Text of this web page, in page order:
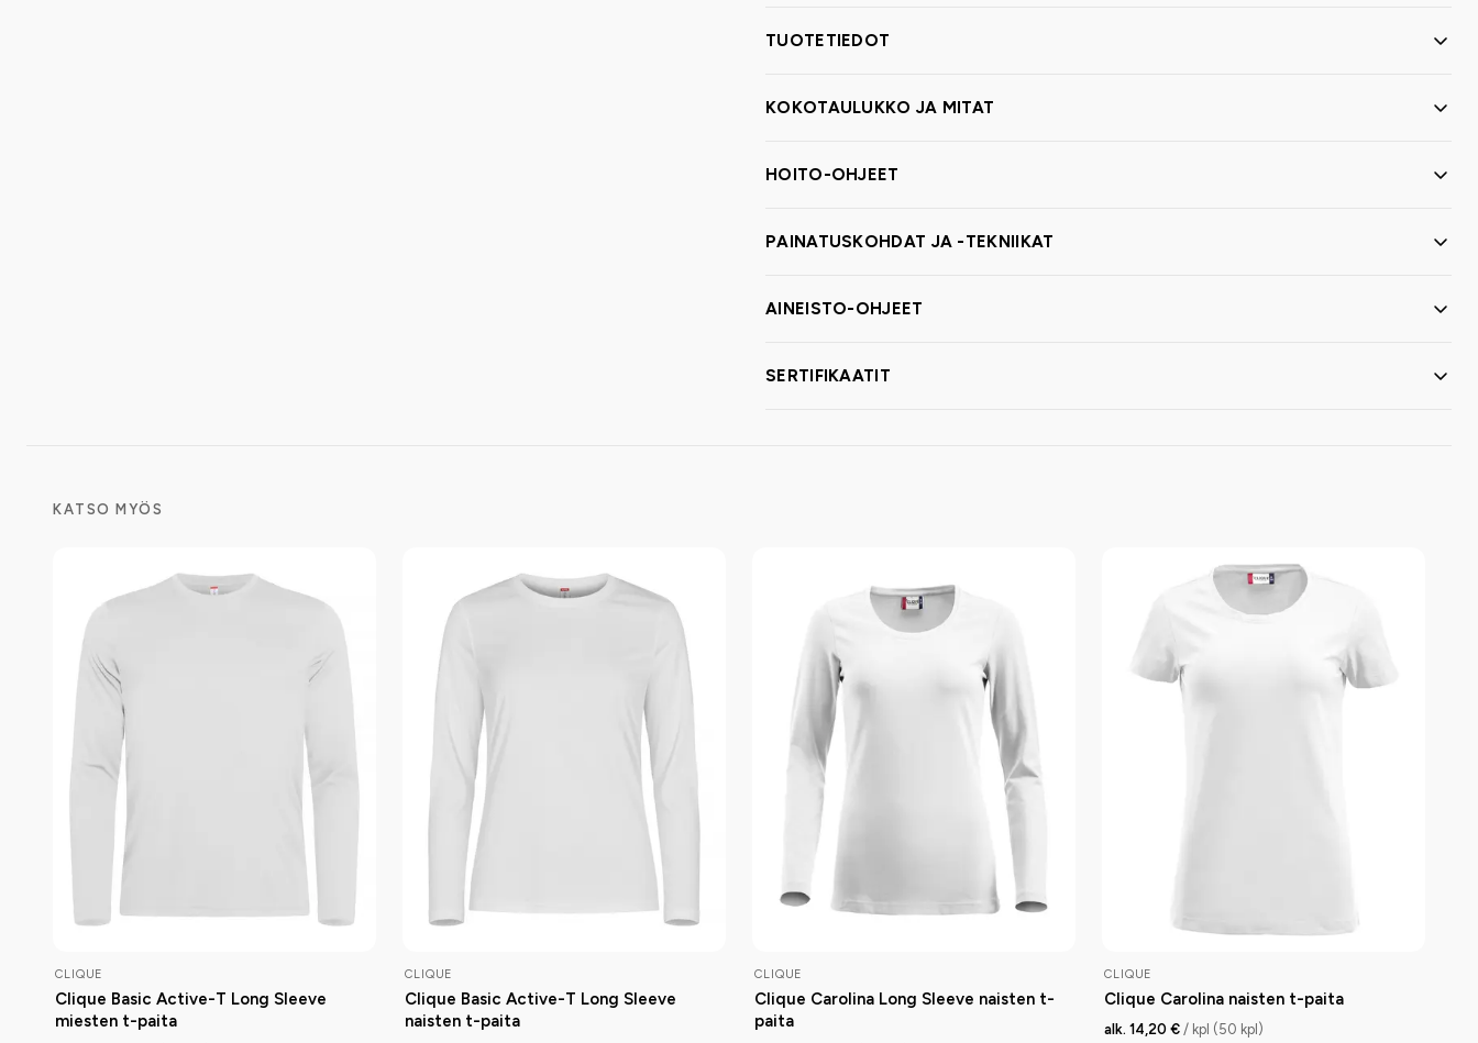
TUOTETIEDOT
KOKOTAULUKKO JA MITAT
HOITO-OHJEET
PAINATUSKOHDAT JA -TEKNIIKAT
AINEISTO-OHJEET
SERTIFIKAATIT
KATSO MYÖS
CLIQUE
Clique Basic Active-T Long Sleeve
miesten t-paita
CLIQUE
Clique Basic Active-T Long Sleeve
naisten t-paita
CLIQUE
Clique Carolina Long Sleeve naisten t-
paita
CLIQUE
Clique Carolina naisten t-paita
alk. 14,20 € / kpl (50 kpl)